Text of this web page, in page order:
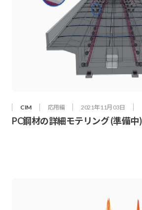
CIM 応用編 2021年 11月 03日
PC鋼材の詳細モテリング (準備中)